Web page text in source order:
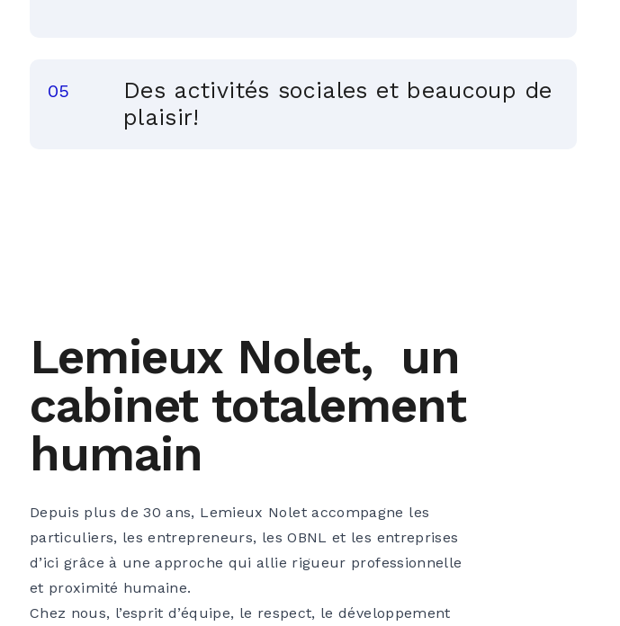
Des activités sociales et beaucoup de
plaisir!
Lemieux Nolet, un
cabinet totalement
humain
Depuis plus de 30 ans, Lemieux Nolet accompagne les
particuliers, les entrepreneurs, les OBNL et les entreprises
d’ici grâce à une approche qui allie rigueur professionnelle
et proximité humaine.
Chez nous, l’esprit d’équipe, le respect, le développement